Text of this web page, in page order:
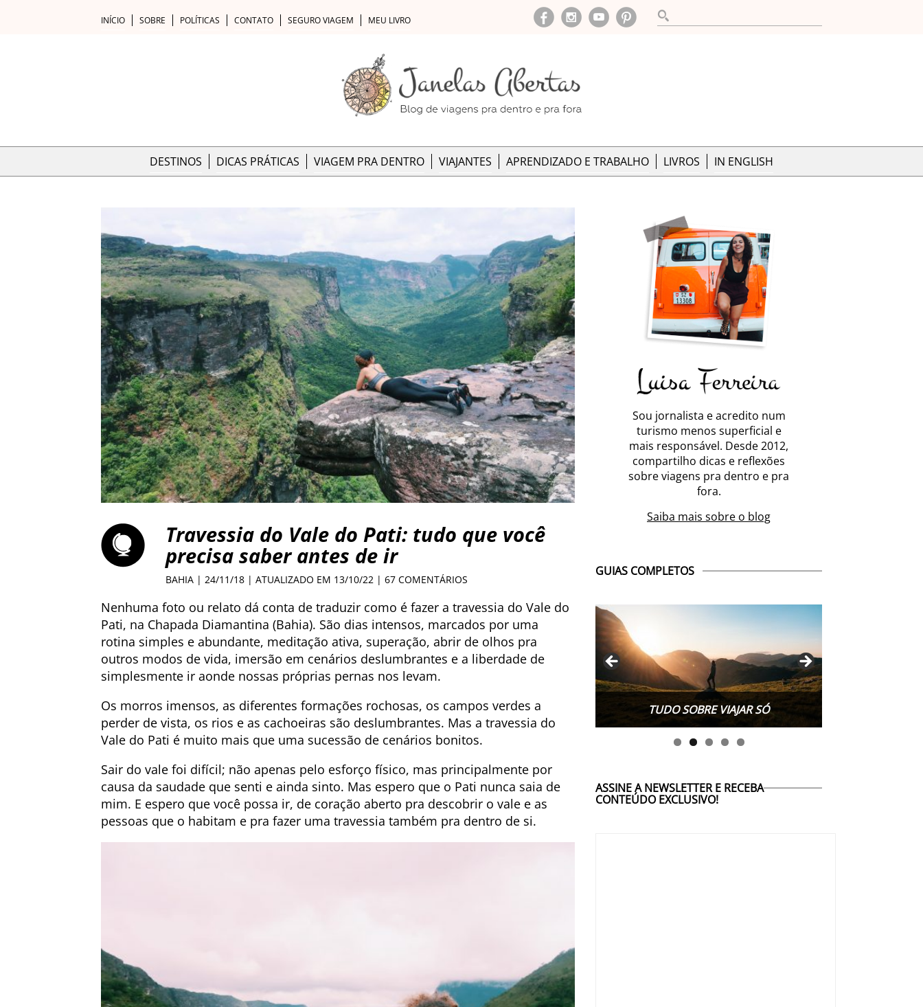
INÍCIO SOBRE POLÍTICAS CONTATO SEGURO VIAGEM MEU LIVRO
DESTINOS DICAS PRÁTICAS VIAGEM PRA DENTRO VIAJANTES APRENDIZADO E TRABALHO LIVROS IN ENGLISH
Travessia do Vale do Pati: tudo que você
precisa saber antes de ir
BAHIA | 24/11/18 | ATUALIZADO EM 13/10/22 | 67 COMENTÁRIOS
Nenhuma foto ou relato dá conta de traduzir como é fazer a travessia do Vale do
Pati, na Chapada Diamantina (Bahia). São dias intensos, marcados por uma
rotina simples e abundante, meditação ativa, superação, abrir de olhos pra
outros modos de vida, imersão em cenários deslumbrantes e a liberdade de
simplesmente ir aonde nossas próprias pernas nos levam.
Os morros imensos, as diferentes formações rochosas, os campos verdes a
perder de vista, os rios e as cachoeiras são deslumbrantes. Mas a travessia do
Vale do Pati é muito mais que uma sucessão de cenários bonitos.
Sair do vale foi difícil; não apenas pelo esforço físico, mas principalmente por
causa da saudade que senti e ainda sinto. Mas espero que o Pati nunca saia de
mim. E espero que você possa ir, de coração aberto pra descobrir o vale e as
pessoas que o habitam e pra fazer uma travessia também pra dentro de si.
Sou jornalista e acredito num
turismo menos superficial e
mais responsável. Desde 2012,
compartilho dicas e reflexões
sobre viagens pra dentro e pra
fora.
Saiba mais sobre o blog
GUIAS COMPLETOS
TUDO SOBRE WORK EXCHANGE
ASSINE A NEWSLETTER E RECEBA
CONTEÚDO EXCLUSIVO!